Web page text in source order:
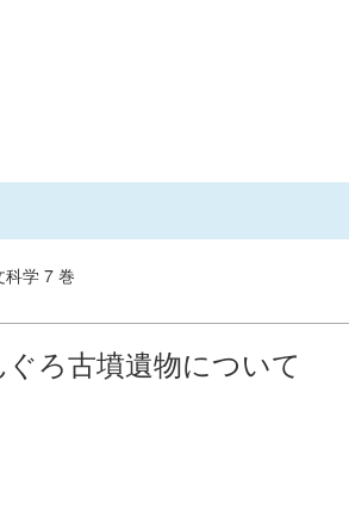
科学 7 巻
ろ古墳遺物について